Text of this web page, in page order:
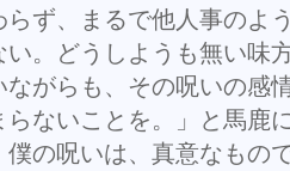
らず、まるで他人事のよ
い。どうしようも無い味
ながらも、その呪いの感
らないことを。」と馬鹿
僕の呪いは、真意なもの